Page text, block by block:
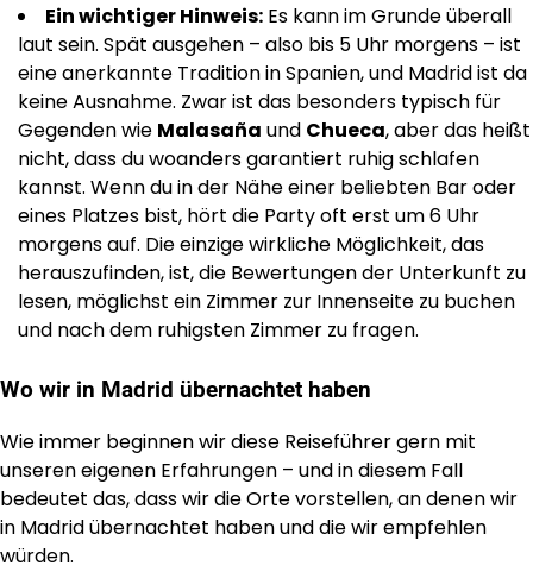
Ein wichtiger Hinweis: Es kann im Grunde überall
laut sein. Spät ausgehen – also bis 5 Uhr morgens – ist
eine anerkannte Tradition in Spanien, und Madrid ist da
keine Ausnahme. Zwar ist das besonders typisch für
Gegenden wie Malasaña und Chueca, aber das heißt
nicht, dass du woanders garantiert ruhig schlafen
kannst. Wenn du in der Nähe einer beliebten Bar oder
eines Platzes bist, hört die Party oft erst um 6 Uhr
morgens auf. Die einzige wirkliche Möglichkeit, das
herauszufinden, ist, die Bewertungen der Unterkunft zu
lesen, möglichst ein Zimmer zur Innenseite zu buchen
und nach dem ruhigsten Zimmer zu fragen.
Wo wir in Madrid übernachtet haben
Wie immer beginnen wir diese Reiseführer gern mit
unseren eigenen Erfahrungen – und in diesem Fall
bedeutet das, dass wir die Orte vorstellen, an denen wir
in Madrid übernachtet haben und die wir empfehlen
würden.